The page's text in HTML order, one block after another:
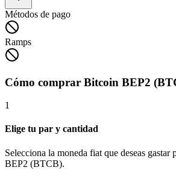
Métodos de pago
Ramps
Cómo comprar Bitcoin BEP2
1
Elige tu par y cantidad
Selecciona la moneda fiat que deseas gastar
BEP2 (BTCB).